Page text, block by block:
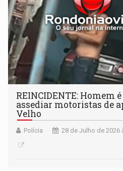
REINCIDENTE: Homem
assediar motoristas de
Velho
Polícia 28 de Julho de 2026